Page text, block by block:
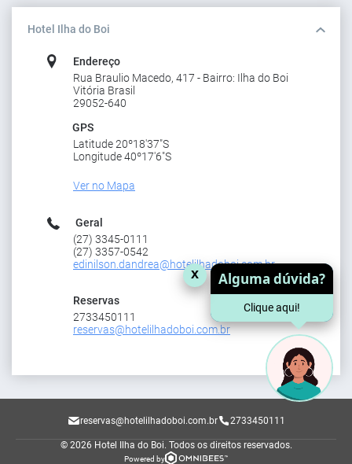
Hotel Ilha do Boi
Endereço
Rua Braulio Macedo, 417 - Bairro: Ilha do Boi
Vitória Brasil
29052-640
GPS
Latitude 20º18'37"S
Longitude 40º17'6"S
Ver no Mapa
Geral
(27) 3345-0111
(27) 3357-0542
edinilson.dandrea@hotelilhadoboi.com.br
Reservas
2733450111
reservas@hotelilhadoboi.com.br
reservas@hotelilhadoboi.com.br 2733450111
© 2026 Hotel Ilha do Boi. Todos os direitos reservados.
Powered by
Alguma dúvida?
Clique aqui!
x